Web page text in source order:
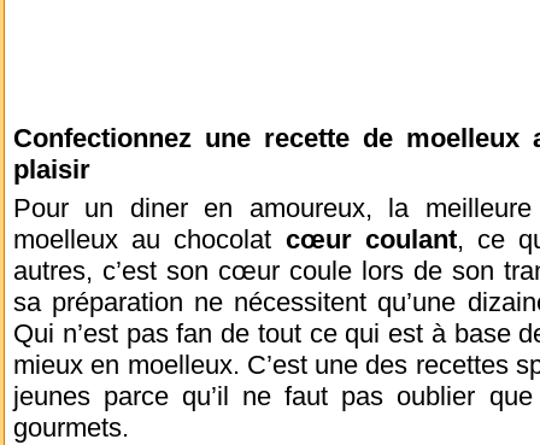
Confectionnez une recette de
plaisir
Pour un diner en amoureux, la
moelleux au chocolat cœur coulant, ce
autres, c’est son cœur coule lors de son
sa préparation ne nécessitent qu’une
Qui n’est pas fan de tout ce qui est à base
mieux en moelleux. C’est une des recettes
jeunes parce qu’il ne faut pas oublier
gourmets.